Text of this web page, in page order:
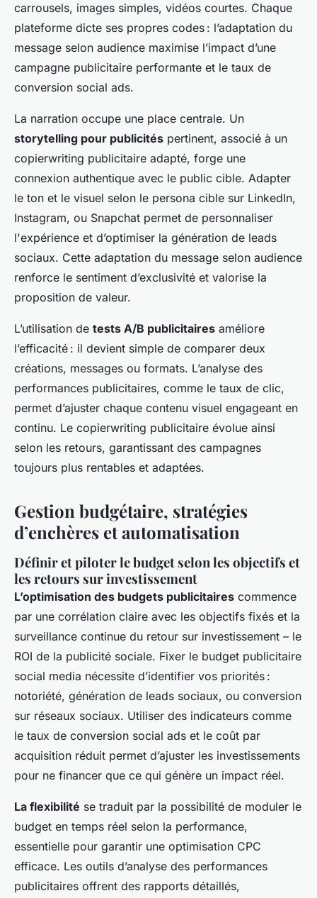
carrousels, images simples, vidéos courtes. Chaque
plateforme dicte ses propres codes : l’adaptation du
message selon audience maximise l’impact d’une
campagne publicitaire performante et le taux de
conversion social ads.
La narration occupe une place centrale. Un
storytelling pour publicités pertinent, associé à un
copierwriting publicitaire adapté, forge une
connexion authentique avec le public cible. Adapter
le ton et le visuel selon le persona cible sur LinkedIn,
Instagram, ou Snapchat permet de personnaliser
l'expérience et d’optimiser la génération de leads
sociaux. Cette adaptation du message selon audience
renforce le sentiment d’exclusivité et valorise la
proposition de valeur.
L’utilisation de tests A/B publicitaires améliore
l’efficacité : il devient simple de comparer deux
créations, messages ou formats. L’analyse des
performances publicitaires, comme le taux de clic,
permet d’ajuster chaque contenu visuel engageant en
continu. Le copierwriting publicitaire évolue ainsi
selon les retours, garantissant des campagnes
toujours plus rentables et adaptées.
Gestion budgétaire, stratégies
d’enchères et automatisation
Définir et piloter le budget selon les objectifs et
les retours sur investissement
L’optimisation des budgets publicitaires commence
par une corrélation claire avec les objectifs fixés et la
surveillance continue du retour sur investissement – le
ROI de la publicité sociale. Fixer le budget publicitaire
social media nécessite d’identifier vos priorités :
notoriété, génération de leads sociaux, ou conversion
sur réseaux sociaux. Utiliser des indicateurs comme
le taux de conversion social ads et le coût par
acquisition réduit permet d’ajuster les investissements
pour ne financer que ce qui génère un impact réel.
La flexibilité se traduit par la possibilité de moduler le
budget en temps réel selon la performance,
essentielle pour garantir une optimisation CPC
efficace. Les outils d’analyse des performances
publicitaires offrent des rapports détaillés,